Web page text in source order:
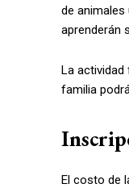
de
aprenderán
La actividad
familia
El costo de